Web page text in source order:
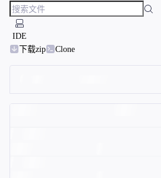
IDE
下载zip
Clone